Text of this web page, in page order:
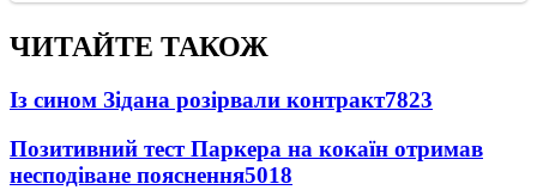
ЧИТАЙТЕ ТАКОЖ
Із сином Зідана розірвали контракт7823
Позитивний тест Паркера на кокаїн отримав
несподіване пояснення5018